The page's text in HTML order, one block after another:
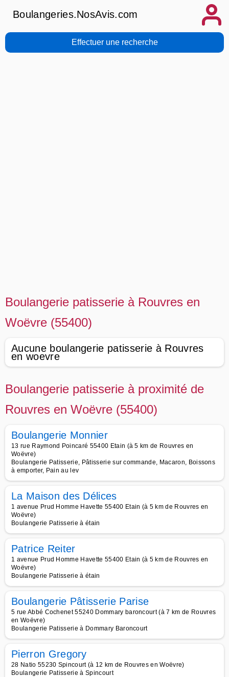
Boulangeries.NosAvis.com
Effectuer une recherche
Boulangerie patisserie à Rouvres en
Woëvre (55400)
Aucune boulangerie patisserie à Rouvres
en woevre
Boulangerie patisserie à proximité de
Rouvres en Woëvre (55400)
Boulangerie Monnier
13 rue Raymond Poincaré 55400 Etain (à 5 km de Rouvres en
Woëvre)
Boulangerie Patisserie, Pâtisserie sur commande, Macaron, Boissons
à emporter, Pain au lev
La Maison des Délices
1 avenue Prud Homme Havette 55400 Etain (à 5 km de Rouvres en
Woëvre)
Boulangerie Patisserie à étain
Patrice Reiter
1 avenue Prud Homme Havette 55400 Etain (à 5 km de Rouvres en
Woëvre)
Boulangerie Patisserie à étain
Boulangerie Pâtisserie Parise
5 rue Abbé Cochenet 55240 Dommary baroncourt (à 7 km de Rouvres
en Woëvre)
Boulangerie Patisserie à Dommary Baroncourt
Pierron Gregory
28 Natio 55230 Spincourt (à 12 km de Rouvres en Woëvre)
Boulangerie Patisserie à Spincourt